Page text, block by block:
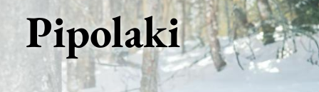
Pipolaki